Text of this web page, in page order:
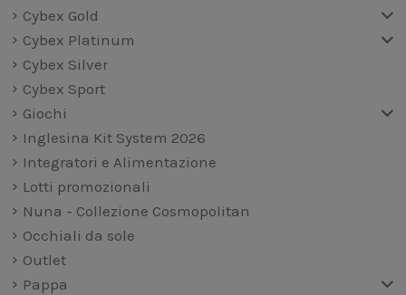
Cybex Gold
Cybex Platinum
Cybex Silver
Cybex Sport
Giochi
Inglesina Kit System 2026
Integratori e Alimentazione
Lotti promozionali
Nuna - Collezione Cosmopolitan
Occhiali da sole
Outlet
Pappa